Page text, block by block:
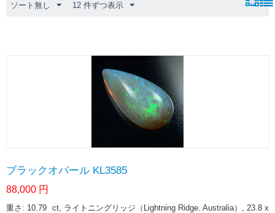
ソート無し 12 件ずつ表示
ブラックオパール KL3585
88,000 円
重さ: 10.79 ct, ライトニングリッジ（Lightning Ridge. Australia）, 23.8 x